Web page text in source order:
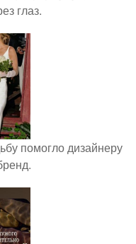
глаз.
помогло дизайнеру